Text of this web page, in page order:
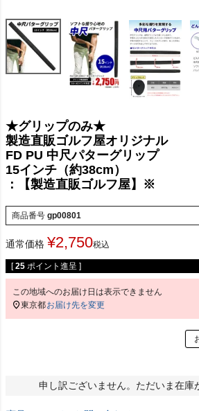
★グリップのみ★
製造直販ゴルフ屋オリジナル
FD PU 中尺パターグリップ
15インチ（約38cm）
：【製造直販ゴルフ屋】※
商品番号 gp00801
通常価格 ¥2,750税込
[ 25 ポイント進呈 ]
この地域へのお届け日は表示できません
東京都お届け先を変更
申し訳ございません。ただいま在庫